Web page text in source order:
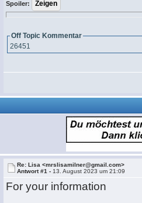
Spoiler:
Off Topic Kommentar
26451
Re: Lisa <mrslisamilner@gmail.com>
Antwort #1 - 13. August 2023 um 21:09
For your information